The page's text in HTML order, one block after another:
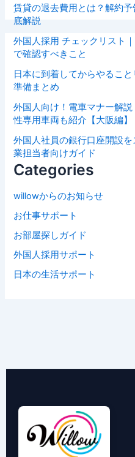
賃貸の退去費用とは？解約
底解説
外国人採用 チェックリスト
で確認すべきこと
日本に到着してからやるこ
準備まとめ
外国人向け！電車マナー解
性専用車両も紹介【大阪編】
外国人社員の銀行口座開設
業担当者向けガイド
Categories
willowからのお知らせ
お仕事サポート
お部屋探しガイド
外国人採用サポート
日本の生活サポート